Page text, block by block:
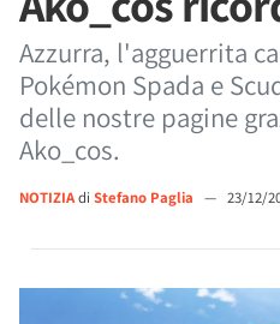
Azzurra, l'agguerrita
Pokémon Spada e
delle nostre pagine
Ako_cos.
NOTIZIAdi Stefano Paglia — 23/12/